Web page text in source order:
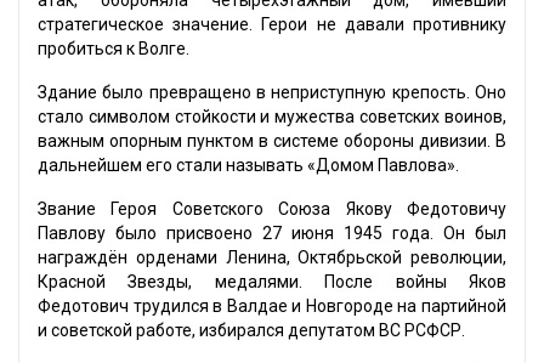
стратегическое значение. Герои не давали противнику
пробиться к Волге.
Здание было превращено в неприступную крепость. Оно
стало символом стойкости и мужества советских воинов,
важным опорным пунктом в системе обороны дивизии. В
дальнейшем его стали называть «Домом Павлова».
Звание Героя Советского Союза Якову Федотовичу
Павлову было присвоено 27 июня 1945 года. Он был
награждён орденами Ленина, Октябрьской революции,
Красной Звезды, медалями. После войны Яков
Федотович трудился в Валдае и Новгороде на партийной
и советской работе, избирался депутатом ВС РСФСР.